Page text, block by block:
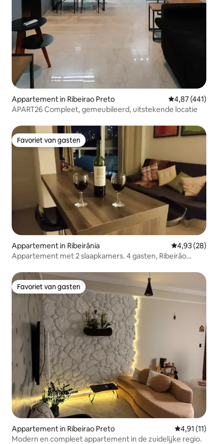
Appartement in Ribeirao Preto Gemiddelde
4,87 (441)
APART26 Compleet, gemeubileerd, uitstekende locatie
Favoriet van gasten
Favoriet van gasten
Appartement in Ribeirânia Gemiddelde
4,93 (28)
Appartement met 2 slaapkamers. 4 gasten, Ribeirão
Favoriet van gasten
Favoriet van gasten
Appartement in Ribeirao Preto Gemiddelde
4,91 (11)
Modern en compleet appartement in de zuidelijke regio.